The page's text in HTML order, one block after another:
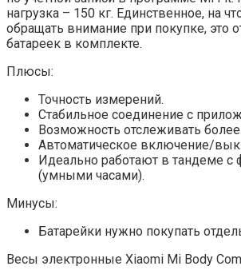
нагрузка – 150 кг. Единственное, на
обращать внимание при покупке, это
батареек в комплекте.
Плюсы:
Точность измерений.
Стабильное соединение с
Возможность отслеживать
Автоматическое включение/
Идеально работают в тандеме с
(умными часами).
Минусы:
Батарейки нужно покупать
Весы электронные Xiaomi Mi Body